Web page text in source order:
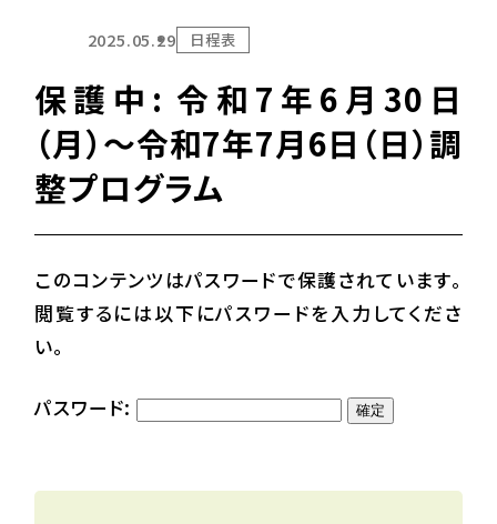
2025.05.29 日程表
保護中: 令和7年6月30日
（月）～令和7年7月6日（日）調
整プログラム
このコンテンツはパスワードで保護されています。
閲覧するには以下にパスワードを入力してくださ
い。
パスワード: